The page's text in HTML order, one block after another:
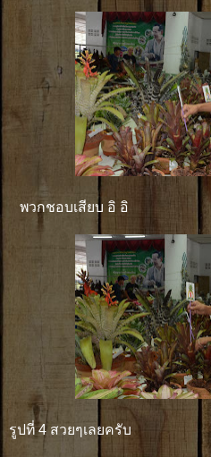
พวกชอบเสียบ อิ อิ
รูปที่ 4 สวยๆเลยครับ